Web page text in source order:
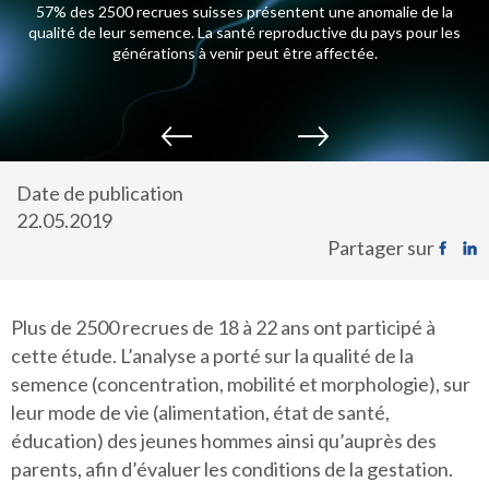
57% des 2500 recrues suisses présentent une anomalie de la
qualité de leur semence. La santé reproductive du pays pour les
générations à venir peut être affectée.
Date de publication
22.05.2019
Partager sur
Plus de 2500 recrues de 18 à 22 ans ont participé à
cette étude. L’analyse a porté sur la qualité de la
semence (concentration, mobilité et morphologie), sur
leur mode de vie (alimentation, état de santé,
éducation) des jeunes hommes ainsi qu’auprès des
parents, afin d’évaluer les conditions de la gestation.